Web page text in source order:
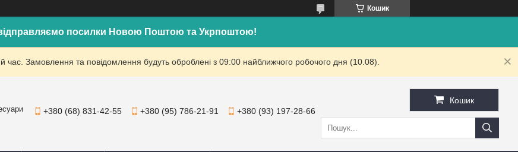
Кошик
посилки Новою Поштою та Укрпоштою!
час. Замовлення та повідомлення будуть оброблені з 09:00 найближчого робочого дня (10.08).
+380 (68) 831-42-55 +380 (95) 786-21-91 +380 (93) 197-28-66
Кошик